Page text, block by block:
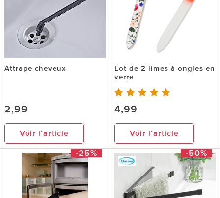
Attrape cheveux
2,99
Voir l’article
Lot de 2 limes à ongles en
verre
4,99
Voir l’article
-25% -50%